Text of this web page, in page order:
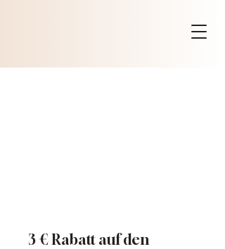
3 € Rabatt auf den